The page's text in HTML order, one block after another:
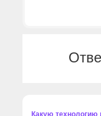
Какую технологию